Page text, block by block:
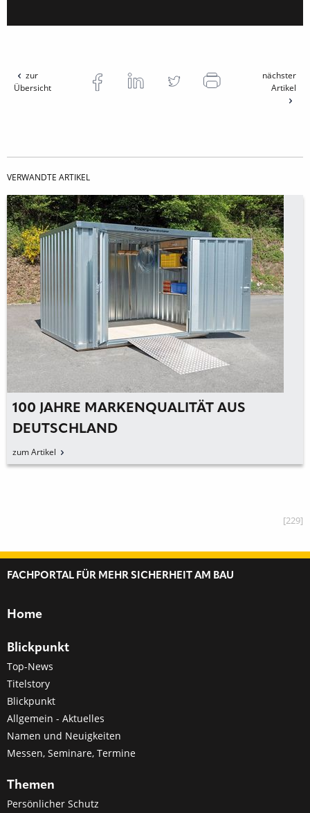
zur
Übersicht
nächster
Artikel
VERWANDTE ARTIKEL
100 JAHRE MARKENQUALITÄT AUS
DEUTSCHLAND
zum Artikel
[229]
FACHPORTAL FÜR MEHR SICHERHEIT AM BAU
Home
Blickpunkt
Top-News
Titelstory
Blickpunkt
Allgemein - Aktuelles
Namen und Neuigkeiten
Messen, Seminare, Termine
Themen
Persönlicher Schutz